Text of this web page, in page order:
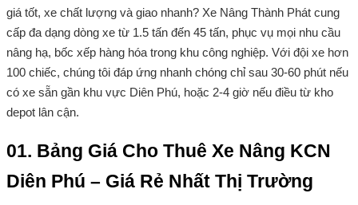
giá tốt, xe chất lượng và giao nhanh? Xe Nâng Thành Phát cung
cấp đa dạng dòng xe từ 1.5 tấn đến 45 tấn, phục vụ mọi nhu cầu
nâng hạ, bốc xếp hàng hóa trong khu công nghiệp. Với đội xe hơn
100 chiếc, chúng tôi đáp ứng nhanh chóng chỉ sau 30-60 phút nếu
có xe sẵn gần khu vực Diên Phú, hoặc 2-4 giờ nếu điều từ kho
depot lân cận.
01. Bảng Giá Cho Thuê Xe Nâng KCN
Diên Phú – Giá Rẻ Nhất Thị Trường